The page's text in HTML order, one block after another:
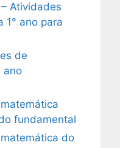
Atividades
1° ano para
de
ano
fundamental
do